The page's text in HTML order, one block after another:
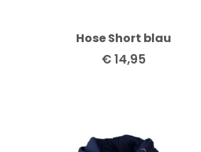
Hose Short blau
€14,95